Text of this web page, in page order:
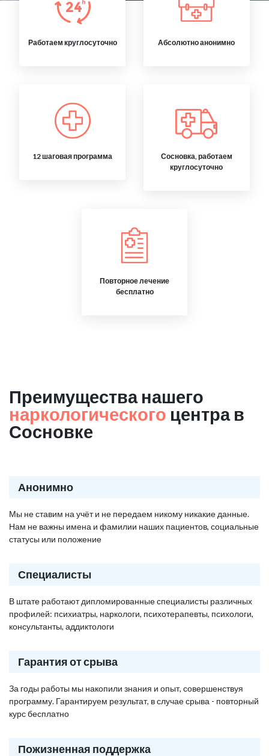
Работаем круглосуточно Абсолютно анонимно
12 шаговая программа
Сосновка, работаем
круглосуточно
Повторное лечение
бесплатно
Преимущества нашего
наркологического центра в
Сосновке
Анонимно
Мы не ставим на учёт и не передаем никому никакие данные.
Нам не важны имена и фамилии наших пациентов, социальные
статусы или положение
Специалисты
В штате работают дипломированные специалисты различных
профилей: психиатры, наркологи, психотерапевты, психологи,
консультанты, аддиктологи
Гарантия от срыва
За годы работы мы накопили знания и опыт, совершенствуя
программу. Гарантируем результат, в случае срыва - повторный
курс бесплатно
Пожизненная поддержка